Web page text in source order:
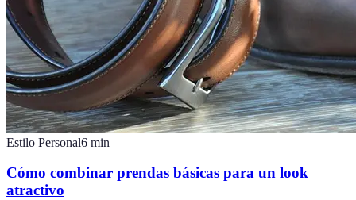
Estilo Personal6 min
Cómo combinar prendas básicas para un look
atractivo